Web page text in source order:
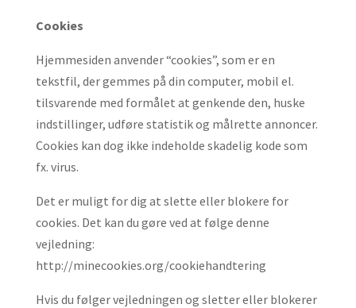
Cookies
Hjemmesiden anvender “cookies”, som er en
tekstfil, der gemmes på din computer, mobil el.
tilsvarende med formålet at genkende den, huske
indstillinger, udføre statistik og målrette annoncer.
Cookies kan dog ikke indeholde skadelig kode som
fx. virus.
Det er muligt for dig at slette eller blokere for
cookies. Det kan du gøre ved at følge denne
vejledning:
http://minecookies.org/cookiehandtering
Hvis du følger vejledningen og sletter eller blokerer